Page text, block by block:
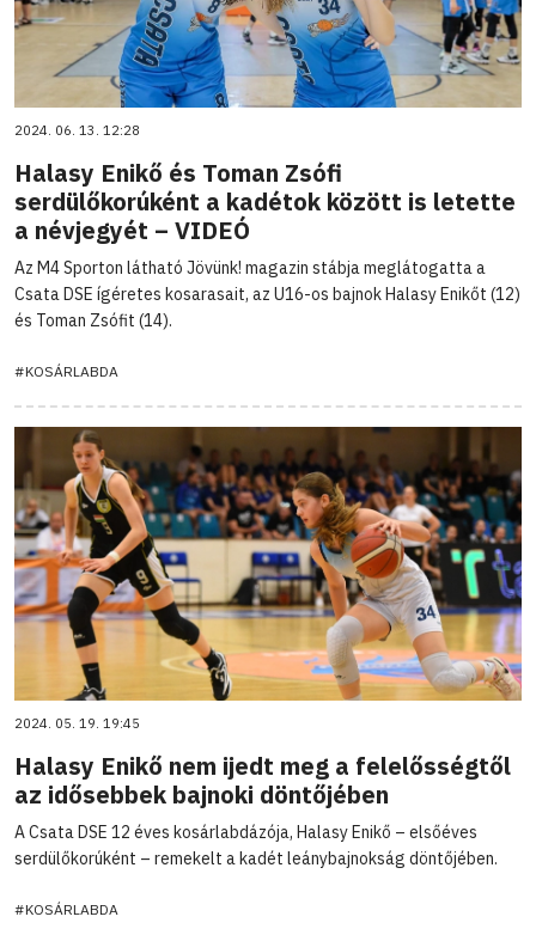
2024. 06. 13. 12:28
Halasy Enikő és Toman Zsófi
serdülőkorúként a kadétok között is letette
a névjegyét – VIDEÓ
Az M4 Sporton látható Jövünk! magazin stábja meglátogatta a
Csata DSE ígéretes kosarasait, az U16-os bajnok Halasy Enikőt (12)
és Toman Zsófit (14).
#KOSÁRLABDA
2024. 05. 19. 19:45
Halasy Enikő nem ijedt meg a felelősségtől
az idősebbek bajnoki döntőjében
A Csata DSE 12 éves kosárlabdázója, Halasy Enikő – elsőéves
serdülőkorúként – remekelt a kadét leánybajnokság döntőjében.
#KOSÁRLABDA